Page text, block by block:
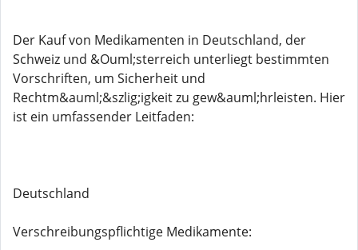
Der Kauf von Medikamenten in Deutschland, der
Schweiz und &Ouml;sterreich unterliegt bestimmten
Vorschriften, um Sicherheit und
Rechtm&auml;&szlig;igkeit zu gew&auml;hrleisten. Hier
ist ein umfassender Leitfaden:
Deutschland
Verschreibungspflichtige Medikamente: